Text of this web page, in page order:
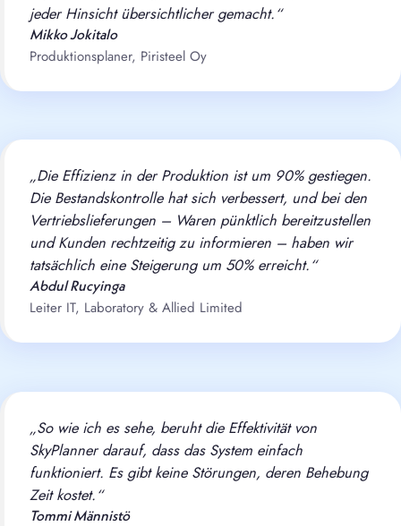
jeder Hinsicht übersichtlicher gemacht.“
Mikko Jokitalo
Produktionsplaner, Piristeel Oy
„Die Effizienz in der Produktion ist um 90% gestiegen.
Die Bestandskontrolle hat sich verbessert, und bei den
Vertriebslieferungen – Waren pünktlich bereitzustellen
und Kunden rechtzeitig zu informieren – haben wir
tatsächlich eine Steigerung um 50% erreicht.“
Abdul Rucyinga
Leiter IT, Laboratory & Allied Limited
„So wie ich es sehe, beruht die Effektivität von
SkyPlanner darauf, dass das System einfach
funktioniert. Es gibt keine Störungen, deren Behebung
Zeit kostet.“
Tommi Männistö